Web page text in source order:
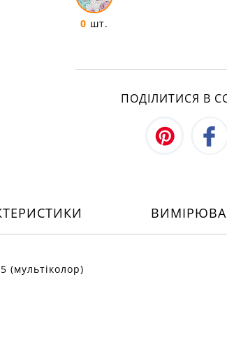
0 шт.
ПОДІЛИТИСЯ В
(мультіколор)